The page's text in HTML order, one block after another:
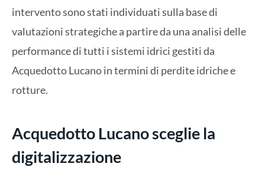
intervento sono stati individuati sulla base di
valutazioni strategiche a partire da una analisi delle
performance di tutti i sistemi idrici gestiti da
Acquedotto Lucano in termini di perdite idriche e
rotture.
Acquedotto Lucano sceglie la
digitalizzazione